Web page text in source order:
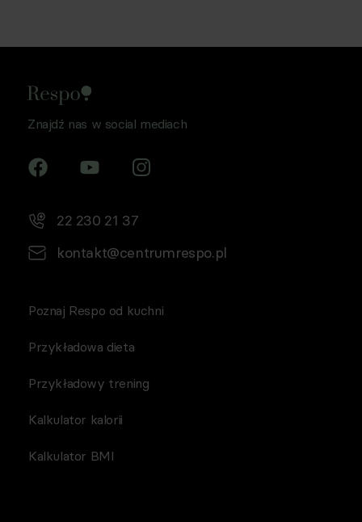
Znajdź nas w social mediach
22 230 21 37
kontakt@centrumrespo.pl
Poznaj Respo od kuchni
Przykładowa dieta
Przykładowy trening
Kalkulator kalorii
Kalkulator BMI